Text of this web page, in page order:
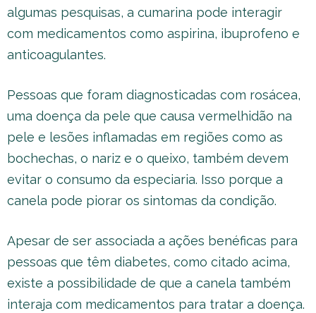
algumas pesquisas, a cumarina pode interagir
com medicamentos como aspirina, ibuprofeno e
anticoagulantes.
Pessoas que foram diagnosticadas com rosácea,
uma doença da pele que causa vermelhidão na
pele e lesões inflamadas em regiões como as
bochechas, o nariz e o queixo, também devem
evitar o consumo da especiaria. Isso porque a
canela pode piorar os sintomas da condição.
Apesar de ser associada a ações benéficas para
pessoas que têm diabetes, como citado acima,
existe a possibilidade de que a canela também
interaja com medicamentos para tratar a doença.